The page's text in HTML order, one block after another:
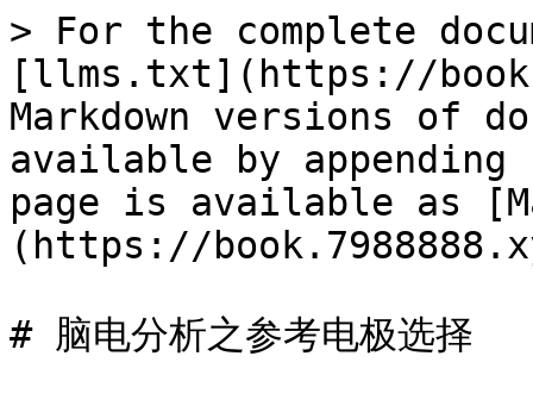
> For the complete
[llms.txt](https://
Markdown versions of
available by
page is available as
(https://
# 脑电分析之参考电极选择